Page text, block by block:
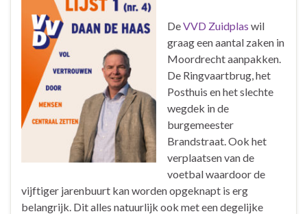
DeVVD Zuidplas wil
graag een aantal zaken in
Moordrecht aanpakken.
De Ringvaartbrug, het
Posthuis en het slechte
wegdek in de
burgemeester
Brandstraat. Ook het
verplaatsen van de
voetbal waardoor de
vijftiger jarenbuurt kan worden opgeknapt is erg
belangrijk. Dit alles natuurlijk ook met een degelijke